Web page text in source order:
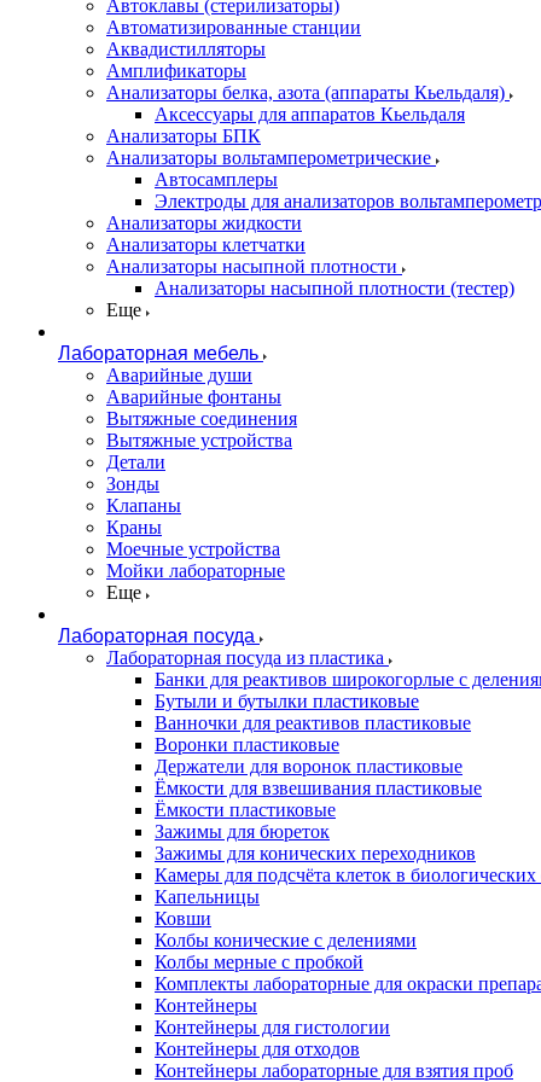
Автоклавы (стерилизаторы)
Автоматизированные станции
Аквадистилляторы
Амплификаторы
Анализаторы белка, азота (аппараты Кьельдаля)
Аксессуары для аппаратов Кьельдаля
Анализаторы БПК
Анализаторы вольтамперометрические
Автосамплеры
Электроды для анализаторов
Анализаторы жидкости
Анализаторы клетчатки
Анализаторы насыпной плотности
Анализаторы насыпной плотности (тестер)
Еще
Лабораторная мебель
Аварийные души
Аварийные фонтаны
Вытяжные соединения
Вытяжные устройства
Детали
Зонды
Клапаны
Краны
Моечные устройства
Мойки лабораторные
Еще
Лабораторная посуда
Лабораторная посуда из пластика
Банки для реактивов широкогорлые с
Бутыли и бутылки пластиковые
Ванночки для реактивов пластиковые
Воронки пластиковые
Держатели для воронок пластиковые
Ёмкости для взвешивания пластиковые
Ёмкости пластиковые
Зажимы для бюреток
Зажимы для конических переходников
Камеры для подсчёта клеток в биологических
Капельницы
Ковши
Колбы конические с делениями
Колбы мерные с пробкой
Комплекты лабораторные для окраски
Контейнеры
Контейнеры для гистологии
Контейнеры для отходов
Контейнеры лабораторные для взятия проб